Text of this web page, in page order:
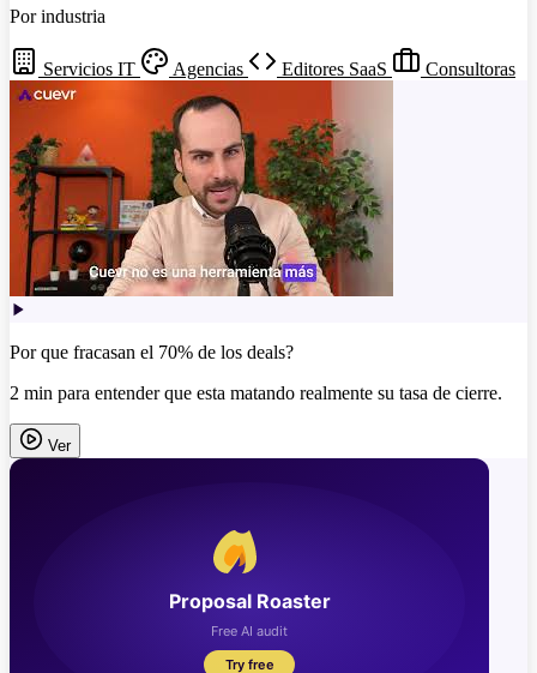
Por industria
Servicios IT Agencias Editores SaaS Consultoras
Por que fracasan el 70% de los deals?
2 min para entender que esta matando realmente su tasa de cierre.
Ver